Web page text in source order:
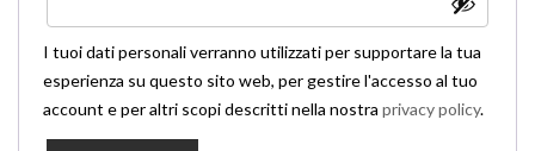
I tuoi dati personali verranno utilizzati per supportare la tua
esperienza su questo sito web, per gestire l'accesso al tuo
account e per altri scopi descritti nella nostra privacy policy.